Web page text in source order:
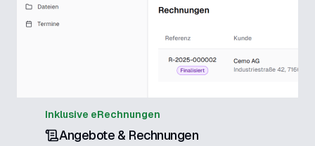
Inklusive eRechnungen
Angebote & Rechnungen